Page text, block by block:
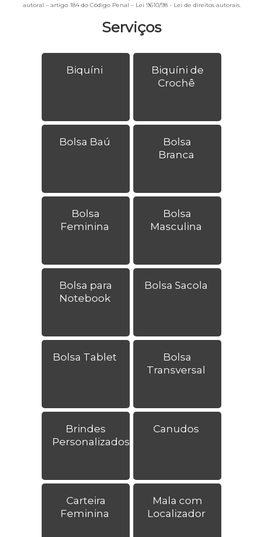
Serviços
Biquíni
Biquíni de
Crochê
Bolsa Baú
Bolsa
Branca
Bolsa
Feminina
Bolsa
Masculina
Bolsa para
Notebook
Bolsa Sacola
Bolsa Tablet
Bolsa
Transversal
Brindes
Personalizados
Canudos
Carteira
Feminina
Mala com
Localizador
autoral – artigo 184 do Código Penal – Lei 9610/98 - Lei de direitos autorais.